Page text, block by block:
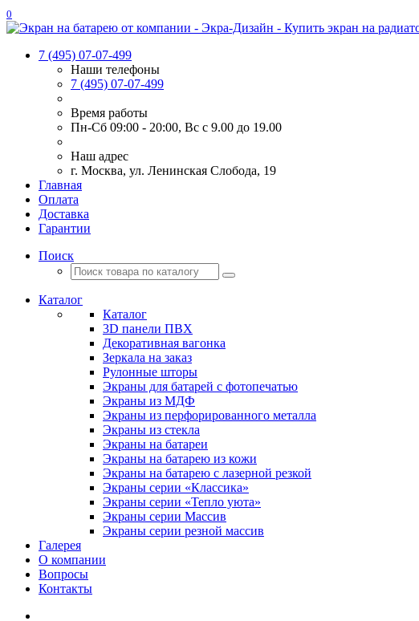
0
7 (495) 07-07-499
Наши телефоны
7 (495) 07-07-499
Время работы
Пн-Сб 09:00 - 20:00, Вс с 9.00 до 19.00
Наш адрес
г. Москва, ул. Ленинская Слобода, 19
Главная
Оплата
Доставка
Гарантии
Поиск
Каталог
Каталог
3D панели ПВХ
Декоративная вагонка
Зеркала на заказ
Рулонные шторы
Экраны для батарей с фотопечатью
Экраны из МДФ
Экраны из перфорированного металла
Экраны из стекла
Экраны на батареи
Экраны на батарею из кожи
Экраны на батарею с лазерной резкой
Экраны серии «Классика»
Экраны серии «Тепло уюта»
Экраны серии Массив
Экраны серии резной массив
Галерея
О компании
Вопросы
Контакты